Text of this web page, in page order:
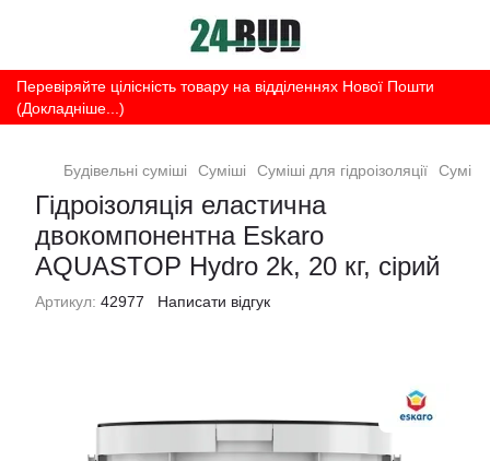
Перевіряйте цілісність товару на відділеннях Нової Пошти
(Докладніше...)
Будівельні суміші Суміші Суміші для гідроізоляції Суміші
Гідроізоляція еластична
двокомпонентна Eskaro
AQUASTOP Hydro 2k, 20 кг, сірий
Артикул: 42977 Написати відгук